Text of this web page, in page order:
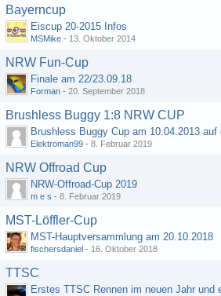
Bayerncup
Eiscup 20-2015 Infos
MSMike - 13. Oktober 2014
NRW Fun-Cup
Finale am 22/23.09.18
Forman - 20. September 2018
Brushless Buggy 1:8 NRW CUP
Elektroman99 - 8. Februar 2019
NRW Offroad Cup
NRW-Offroad-Cup 2019
m e s - 8. Februar 2019
MST-Löffler-Cup
MST-Hauptversammlung am 20.10.2018
fischersdaniel - 16. Oktober 2018
TTSC